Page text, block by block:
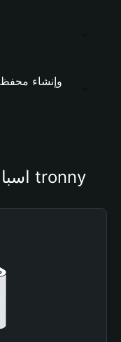
أسباب أهمية استخدام محفظة tronny